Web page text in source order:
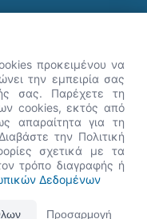
εκδόσεις, Google Chrome, Mozilla Firefox,
Είμαι η Νόησις.
να σε βοηθήσω
προκειμένου να
την εμπειρία σας
σας. Παρέχετε τη
cookies, εκτός από
απαραίτητα για τη
την Πολιτική
σχετικά με τα
τρόπο διαγραφής ή
Δεδομένων
Προσαρμογή